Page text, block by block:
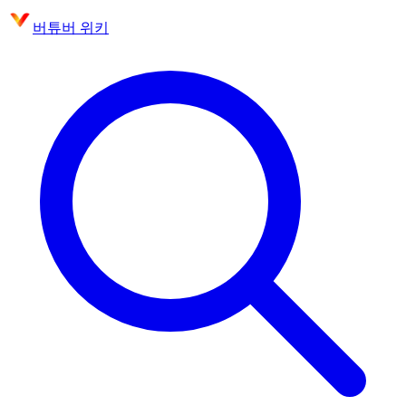
버튜버 위키